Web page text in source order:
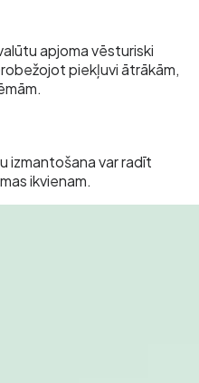
apjoma vēsturiski
piekļuvi ātrākām,
izmantošana var radīt
ikvienam.